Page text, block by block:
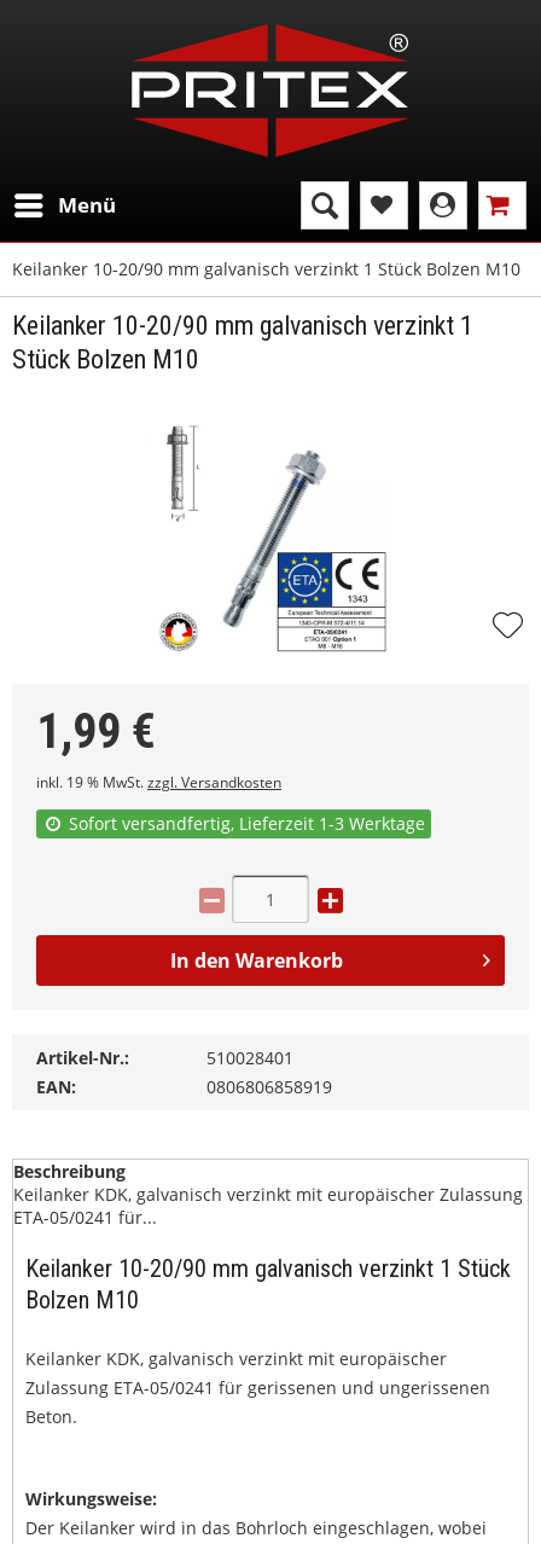
Menü
Keilanker 10-20/90 mm galvanisch verzinkt 1 Stück Bolzen M10
Keilanker 10-20/90 mm galvanisch verzinkt 1
Stück Bolzen M10
1,99 €
inkl. 19 % MwSt.zzgl. Versandkosten
Sofort versandfertig, Lieferzeit 1-3 Werktage
In den Warenkorb
Artikel-Nr.:
510028401
EAN:
0806806858919
Beschreibung
Keilanker KDK, galvanisch verzinkt mit europäischer Zulassung
ETA-05/0241 für...
Keilanker 10-20/90 mm galvanisch verzinkt 1 Stück
Bolzen M10
Keilanker KDK, galvanisch verzinkt mit europäischer
Zulassung ETA-05/0241 für gerissenen und ungerissenen
Beton.
Wirkungsweise:
Der Keilanker wird in das Bohrloch eingeschlagen, wobei